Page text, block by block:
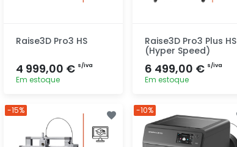
Raise3D Pro3 HS
4 999,00 € s/iva
Em estoque
rapidamente
Raise3D Pro3 Plus HS
(Hyper Speed)
6 499,00 € s/iva
Em estoque
rapidamente
-15% -10%